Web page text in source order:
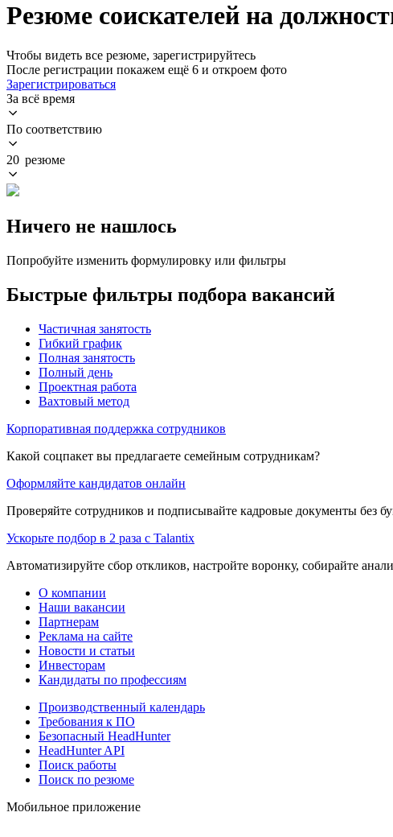
Резюме соискателей на
Чтобы видеть все резюме, зарегистрируйтесь
После регистрации покажем ещё 6 и откроем фото
Зарегистрироваться
За всё время
По соответствию
20 резюме
Ничего не нашлось
Попробуйте изменить формулировку или фильтры
Быстрые фильтры подбора вакансий
Частичная занятость
Гибкий график
Полная занятость
Полный день
Проектная работа
Вахтовый метод
Корпоративная поддержка сотрудников
Какой соцпакет вы предлагаете семейным сотрудникам?
Оформляйте кандидатов онлайн
Проверяйте сотрудников и подписывайте кадровые документы без
Ускорьте подбор в 2 раза с Talantix
Автоматизируйте сбор откликов, настройте воронку, собирайте
О компании
Наши вакансии
Партнерам
Реклама на сайте
Новости и статьи
Инвесторам
Кандидаты по профессиям
Производственный календарь
Требования к ПО
Безопасный HeadHunter
HeadHunter API
Поиск работы
Поиск по резюме
Мобильное приложение